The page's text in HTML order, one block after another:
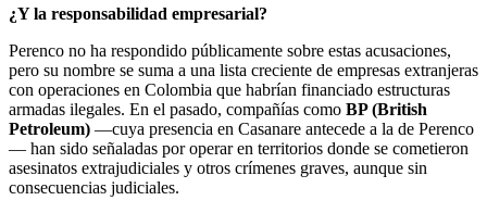
¿Y la responsabilidad empresarial?
Perenco no ha respondido públicamente sobre estas acusaciones,
pero su nombre se suma a una lista creciente de empresas extranjeras
con operaciones en Colombia que habrían financiado estructuras
armadas ilegales. En el pasado, compañías como BP (British
Petroleum) —cuya presencia en Casanare antecede a la de Perenco
— han sido señaladas por operar en territorios donde se cometieron
asesinatos extrajudiciales y otros crímenes graves, aunque sin
consecuencias judiciales.